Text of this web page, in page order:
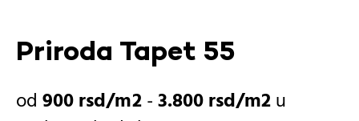
Priroda Tapet 55
900rsd -3.800rsd
u